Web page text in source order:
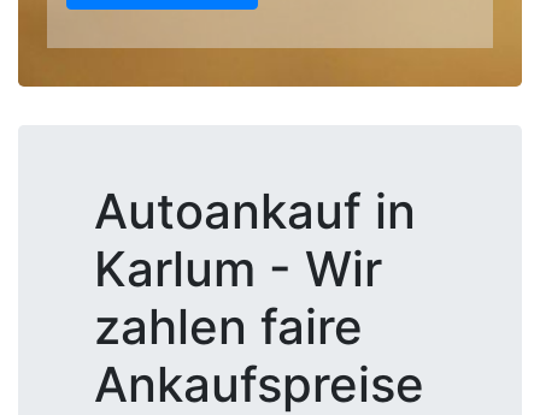
Autoankauf in
Karlum - Wir
zahlen faire
Ankaufspreise